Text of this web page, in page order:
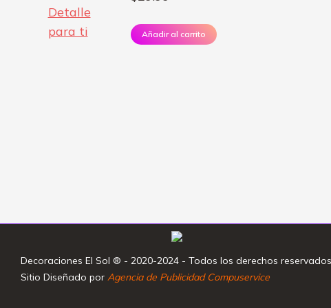
Añadir al carrito
Decoraciones El Sol ® - 2020-2024 - Todos los derechos
Sitio Diseñado por Agencia de Publicidad Compuservice